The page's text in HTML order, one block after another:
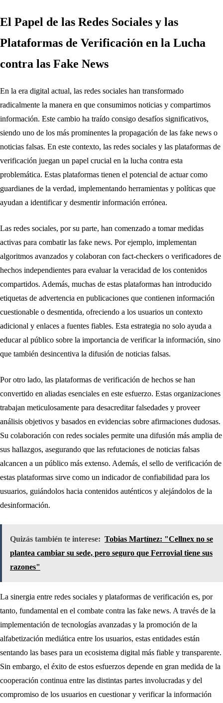
El Papel de las Redes Sociales y las
Plataformas de Verificación en la Lucha
contra las Fake News
En la era digital actual, las redes sociales han transformado
radicalmente la manera en que consumimos noticias y compartimos
información. Este cambio ha traído consigo desafíos significativos,
siendo uno de los más prominentes la propagación de las fake news o
noticias falsas. En este contexto, las redes sociales y las plataformas de
verificación juegan un papel crucial en la lucha contra esta
problemática. Estas plataformas tienen el potencial de actuar como
guardianes de la verdad, implementando herramientas y políticas que
ayudan a identificar y desmentir información errónea.
Las redes sociales, por su parte, han comenzado a tomar medidas
activas para combatir las fake news. Por ejemplo, implementan
algoritmos avanzados y colaboran con fact-checkers o verificadores de
hechos independientes para evaluar la veracidad de los contenidos
compartidos. Además, muchas de estas plataformas han introducido
etiquetas de advertencia en publicaciones que contienen información
cuestionable o desmentida, ofreciendo a los usuarios un contexto
adicional y enlaces a fuentes fiables. Esta estrategia no solo ayuda a
educar al público sobre la importancia de verificar la información, sino
que también desincentiva la difusión de noticias falsas.
Por otro lado, las plataformas de verificación de hechos se han
convertido en aliadas esenciales en este esfuerzo. Estas organizaciones
trabajan meticulosamente para desacreditar falsedades y proveer
análisis objetivos y basados en evidencias sobre afirmaciones dudosas.
Su colaboración con redes sociales permite una difusión más amplia de
sus hallazgos, asegurando que las refutaciones de noticias falsas
alcancen a un público más extenso. Además, el sello de verificación de
estas plataformas sirve como un indicador de confiabilidad para los
usuarios, guiándolos hacia contenidos auténticos y alejándolos de la
desinformación.
Quizás también te interese: Tobias Martínez: "Cellnex no se
plantea cambiar su sede, pero seguro que Ferrovial tiene sus
razones"
La sinergia entre redes sociales y plataformas de verificación es, por
tanto, fundamental en el combate contra las fake news. A través de la
implementación de tecnologías avanzadas y la promoción de la
alfabetización mediática entre los usuarios, estas entidades están
sentando las bases para un ecosistema digital más fiable y transparente.
Sin embargo, el éxito de estos esfuerzos depende en gran medida de la
cooperación continua entre las distintas partes involucradas y del
compromiso de los usuarios en cuestionar y verificar la información